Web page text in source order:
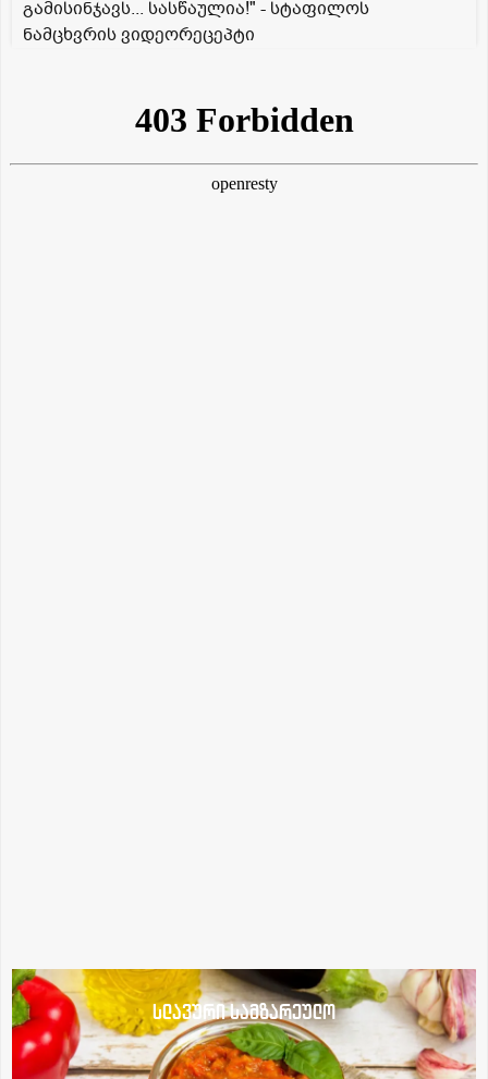
გამისინჯავს... სასწაულია!" - სტაფილოს
ნამცხვრის ვიდეორეცეპტი
სლავური სამზარეულო